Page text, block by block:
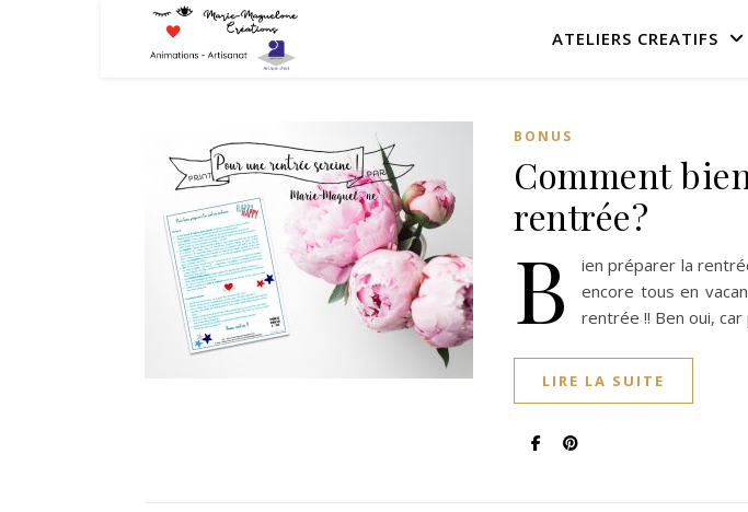
ATELIERS CREATIFS
BONUS
Comment
rentrée?
B
ien préparer la
encore tous en
rentrée !! Ben oui,
LIRE LA SUITE